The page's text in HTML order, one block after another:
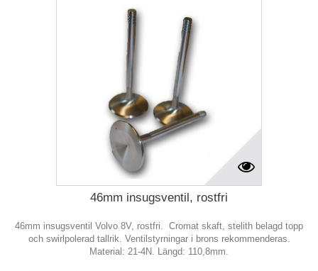
46mm insugsventil, rostfri
46mm insugsventil Volvo 8V, rostfri. Cromat skaft, stelith belagd topp
och swirlpolerad tallrik. Ventilstyrningar i brons rekommenderas.
Material: 21-4N. Längd: 110,8mm.